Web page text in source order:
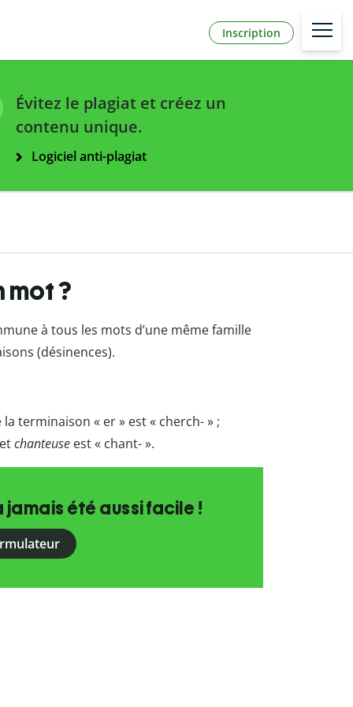
Inscription
Évitez le plagiat et créez un
contenu unique.
Logiciel anti-plagiat
mot ?
à tous les mots d’une même famille
(désinences).
terminaison « er » est « cherch- » ;
chanteuseest « chant- ».
jamais été aussi facile !